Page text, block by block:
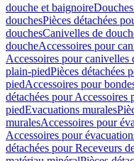
douche et baignoireDouches
douchesPièces détachées
douchesCanivelles de
doucheAccessoires pour
Accessoires pour canivelles
plain-piedPièces détachées
piedAccessoires pour
détachées pour
piedEvacuations murales
muralesAccessoires pour
Accessoires pour
détachées pour Receveurs